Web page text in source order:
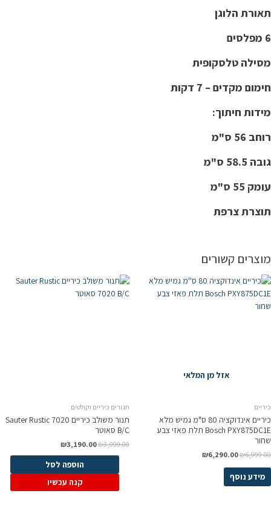
תאורת הלוגן
6 מפלסים
מסילה טלסקופית
חימום מקדים – 7 דקות
מידות חיתוך:
רוחב 56 ס"מ
גובה 58.5 ס"מ
עומק 55 ס"מ
תוצרת צרפת
מוצרים קשורים
אזל מן המלאי
כיריים
כיריים אינדוקציה 80 ס"מ גמיש מלא
Bosch PXY875DC1E תלת פאזי צבע
שחור
₪6,999.00
₪6,290.00
מידע נוסף
תנורים כיריים וקולטים
תנור משולב כיריים Sauter Rustic 7020
B/C סאוטר
₪3,999.00
₪3,190.00
הוספה לסל
קנה עכשיו